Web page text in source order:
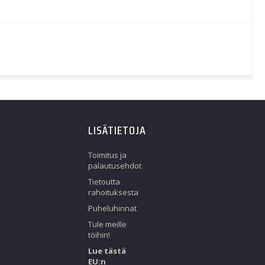
LISÄTIETOJA
Toimitus ja
palautusehdot
Tietoutta
rahoituksesta
Puheluhinnat
Tule meille
töihin!
Lue tästä
EU:n